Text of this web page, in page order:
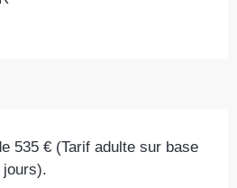
535 € (Tarif adulte sur base
jours).